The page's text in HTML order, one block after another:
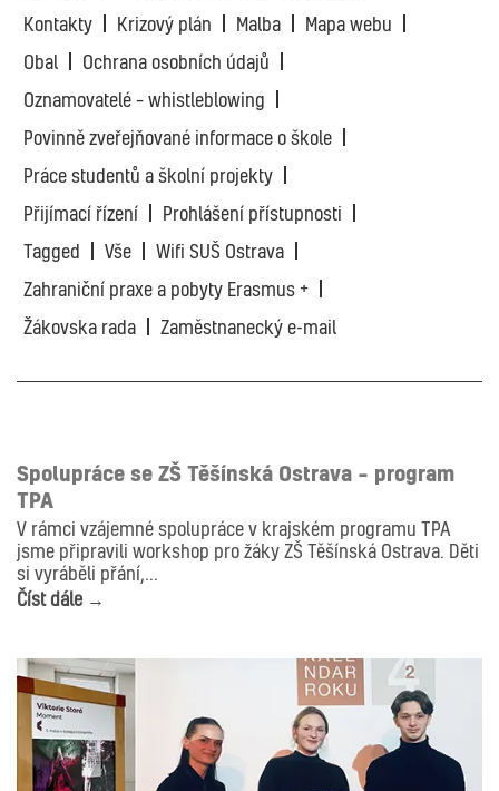
Kontakty
Krizový plán Malba
Mapa webu
Obal
Ochrana osobních údajů
Oznamovatelé – whistleblowing
Povinně zveřejňované informace o škole
Práce studentů a školní projekty
Přijímací řízení
Prohlášení přístupnosti
Tagged
Vše
Wifi SUŠ Ostrava
Zahraniční praxe a pobyty Erasmus +
Žákovska rada
Zaměstnanecký e-mail
Spolupráce se ZŠ Těšínská Ostrava – program
TPA
V rámci vzájemné spolupráce v krajském programu TPA
jsme připravili workshop pro žáky ZŠ Těšínská Ostrava. Děti
si vyráběli přání,...
Číst dále →